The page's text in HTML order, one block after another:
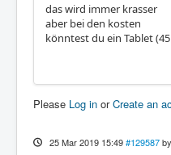
das wird immer krasser
aber bei den kosten
könntest du ein Tablet
Please Log in orCreate an
25 Mar 2019 15:49 #129587 by